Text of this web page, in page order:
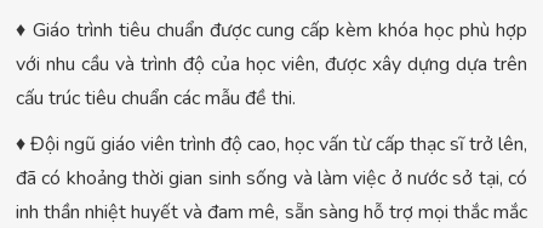
♦ Giáo trình tiêu chuẩn được cung cấp kèm khóa học phù hợp
với nhu cầu và trình độ của học viên, được xây dựng dựa trên
cấu trúc tiêu chuẩn các mẫu đề thi.
♦ Đội ngũ giáo viên trình độ cao, học vấn từ cấp thạc sĩ trở lên,
đã có khoảng thời gian sinh sống và làm việc ở nước sở tại, có
inh thần nhiệt huyết và đam mê, sẵn sàng hỗ trợ mọi thắc mắc